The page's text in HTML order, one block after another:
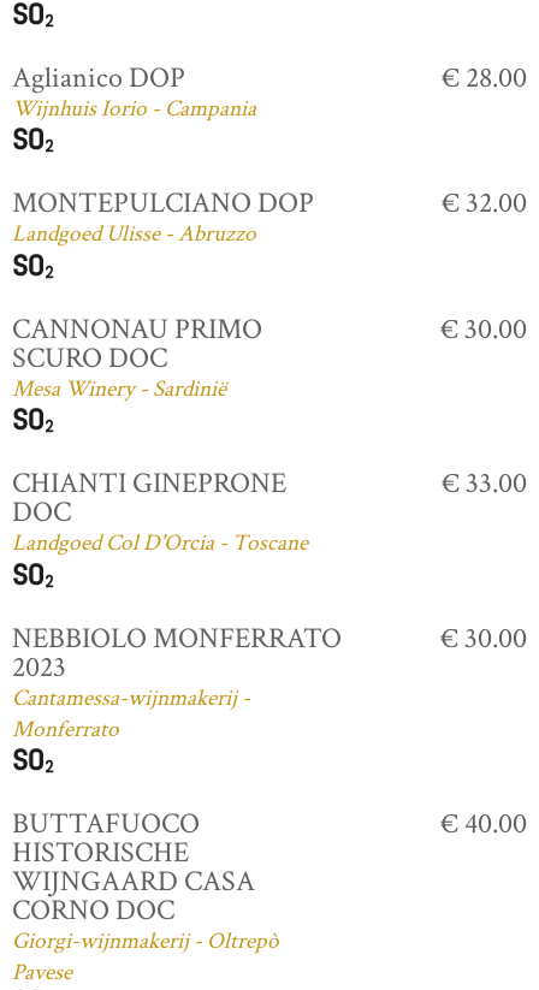
Aglianico DOP
Wijnhuis Iorio - Campania
€ 28.00
MONTEPULCIANO DOP
Landgoed Ulisse - Abruzzo
€ 32.00
CANNONAU PRIMO
SCURO DOC
Mesa Winery - Sardinië
€ 30.00
CHIANTI GINEPRONE
DOC
Landgoed Col D'Orcia - Toscane
€ 33.00
NEBBIOLO MONFERRATO
2023
Cantamessa-wijnmakerij -
Monferrato
€ 30.00
BUTTAFUOCO
HISTORISCHE
WIJNGAARD CASA
CORNO DOC
Giorgi-wijnmakerij - Oltrepò
Pavese
€ 40.00